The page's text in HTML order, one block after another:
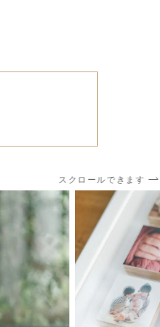
スクロールできます